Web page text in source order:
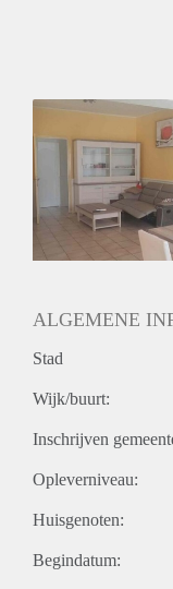
Inkomen eis
N.V.T.
Huurtermijn
Onbepaalde termijn
Oplevering
Gestoffeerd
ALGEMENE
Stad
Wijk/buurt:
Inschrijven
Opleverniveau:
Huisgenoten:
Begindatum: